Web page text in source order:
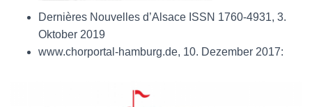
Dernières Nouvelles d’Alsace ISSN 1760-4931, 3.
Oktober 2019
www.chorportal-hamburg.de, 10. Dezember 2017: